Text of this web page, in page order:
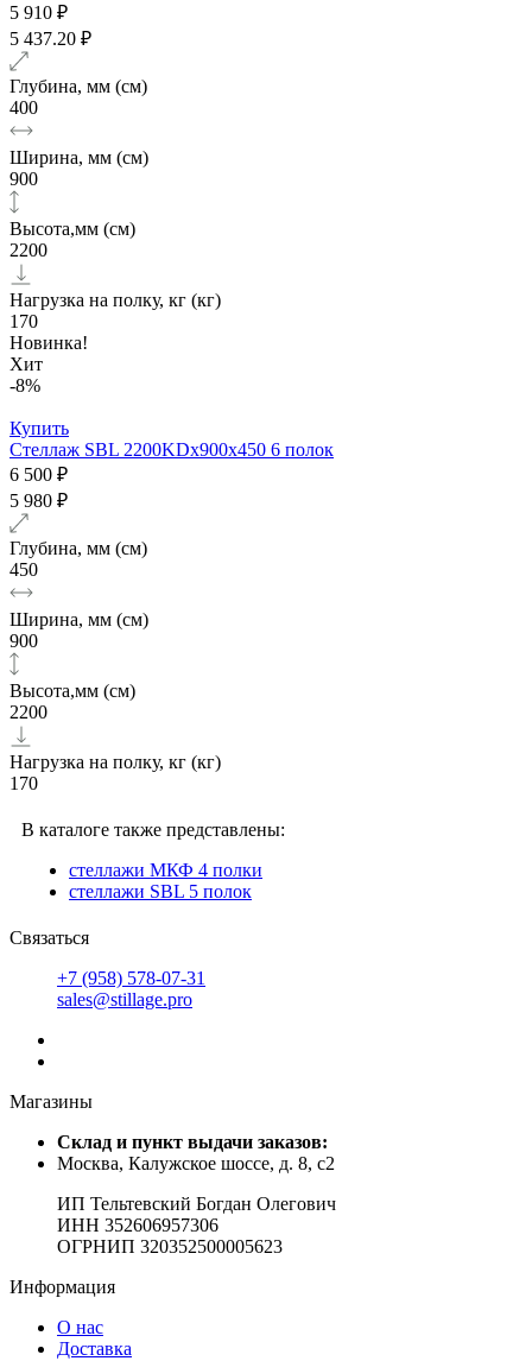
5 910 ₽
5 437.20 ₽
Глубина, мм (см)
400
Ширина, мм (см)
900
Высота,мм (см)
2200
Нагрузка на полку, кг (кг)
170
Новинка!
Хит
-8%
Купить
Стеллаж SBL 2200KDх900x450 6 полок
6 500 ₽
5 980 ₽
Глубина, мм (см)
450
Ширина, мм (см)
900
Высота,мм (см)
2200
Нагрузка на полку, кг (кг)
170
В каталоге также представлены:
стеллажи МКФ 4 полки
стеллажи SBL 5 полок
Связаться
+7 (958) 578-07-31
sales@stillage.pro
Магазины
Cклад и пункт выдачи заказов:
Москва, Калужское шоссе, д. 8, с2
ИП Тельтевский Богдан Олегович
ИНН 352606957306
ОГРНИП 320352500005623
Информация
О нас
Доставка